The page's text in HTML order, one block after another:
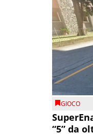
GIOCO
“5” da